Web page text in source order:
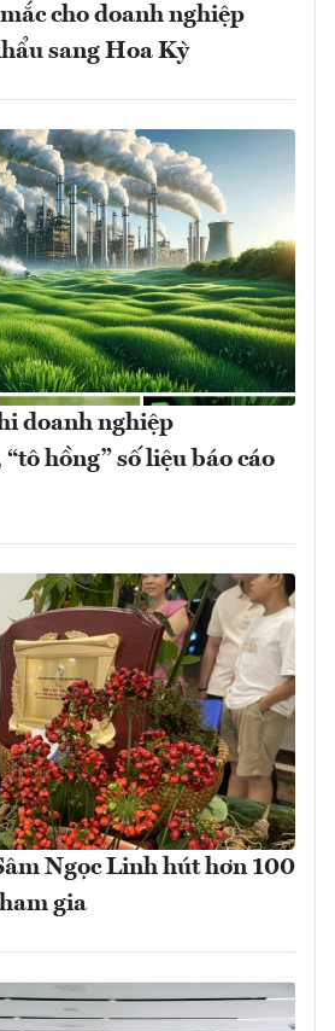
cho doanh nghiệp
sang Hoa Kỳ
doanh nghiệp
hồng” số liệu báo cáo
Ngọc Linh hút hơn 100
gia